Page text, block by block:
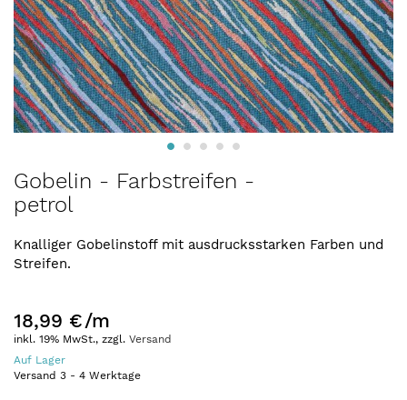
Anfang
der
springen
Gobelin - Farbstreifen -
petrol
Knalliger Gobelinstoff mit ausdrucksstarken Farben und
Streifen.
18,99 €/m
inkl. 19% MwSt., zzgl. Versand
Auf Lager
Versand 3 - 4 Werktage